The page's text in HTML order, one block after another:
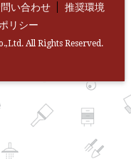
い合わせ
推奨環境
リシー
All Rights Reserved.